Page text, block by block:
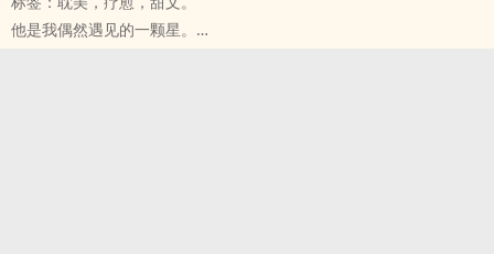
他是我偶然遇见的一颗星。